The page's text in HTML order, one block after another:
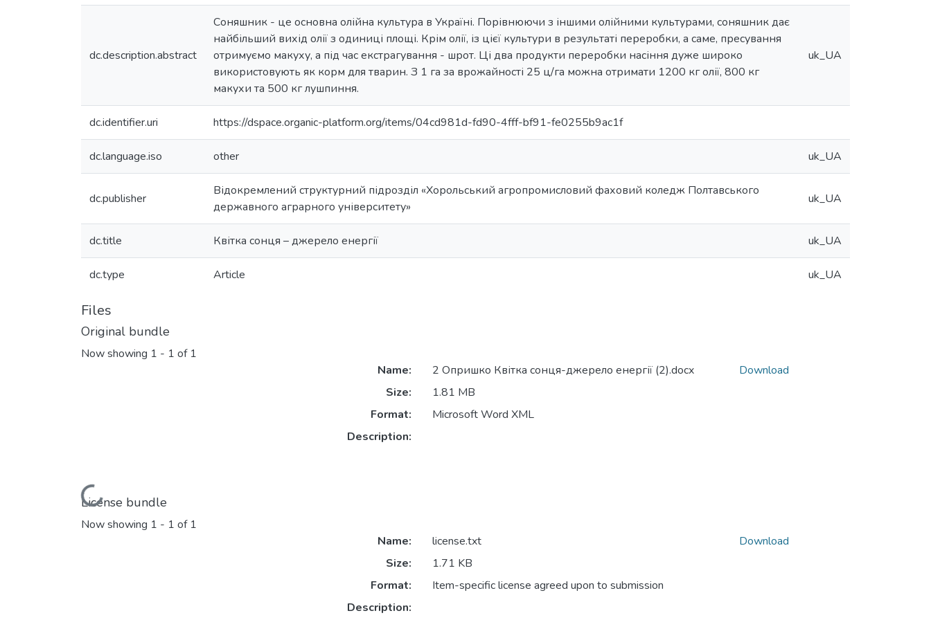
dc.description.abstract
Соняшник - це основна олійна культура в Україні. Порівнюючи з іншими олійними культурами, соняшник дає
найбільший вихід олії з одиниці площі. Крім олії, із цієї культури в результаті переробки, а саме, пресування
отримуємо макуху, а під час екстрагування - шрот. Ці два продукти переробки насіння дуже широко
використовують як корм для тварин. З 1 га за врожайності 25 ц/га можна отримати 1200 кг олії, 800 кг
макухи та 500 кг лушпиння.
uk_UA
dc.identifier.uri https://dspace.organic-platform.org/items/04cd981d-fd90-4fff-bf91-fe0255b9ac1f
dc.language.iso other uk_UA
dc.publisher
Відокремлений структурний підрозділ «Хорольський агропромисловий фаховий коледж Полтавського
державного аграрного університету»
uk_UA
dc.title Квітка сонця – джерело енергії uk_UA
dc.type Article uk_UA
Files
Original bundle
Now showing 1 - 1 of 1
Loading...
Name:
2 Опришко Квітка сонця-джерело енергії (2).docx
Size:
1.81 MB
Format:
Microsoft Word XML
Description:
Download
License bundle
Now showing 1 - 1 of 1
Name:
license.txt
Size:
1.71 KB
Format:
Item-specific license agreed upon to submission
Description:
Download